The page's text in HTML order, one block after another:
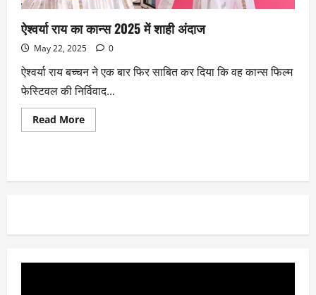
ऐश्वर्या राय का कान्स 2025 में शाही अंदाज
May 22, 2025 0
ऐश्वर्या राय बच्चन ने एक बार फिर साबित कर दिया कि वह कान्स फिल्म
फेस्टिवल की निर्विवाद...
Read More